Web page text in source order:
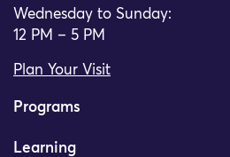
Wednesday to Sunday:
12 PM – 5 PM
Plan Your Visit
Programs
Learning